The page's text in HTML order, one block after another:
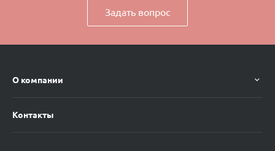
Задать вопрос
О компании
Контакты